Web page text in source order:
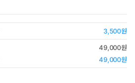
3,500원
49,000원
49,000원